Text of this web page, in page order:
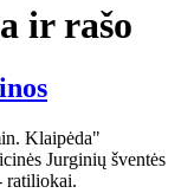
ir rašo
Klaipėda"
Jurginių šventės
ratiliokai.